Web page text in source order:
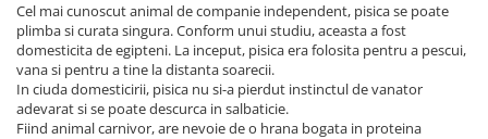
Cel mai cunoscut animal de companie independent, pisica se poate
plimba si curata singura. Conform unui studiu, aceasta a fost
domesticita de egipteni. La inceput, pisica era folosita pentru a pescui,
vana si pentru a tine la distanta soarecii.
In ciuda domesticirii, pisica nu si-a pierdut instinctul de vanator
adevarat si se poate descurca in salbaticie.
Fiind animal carnivor, are nevoie de o hrana bogata in proteina